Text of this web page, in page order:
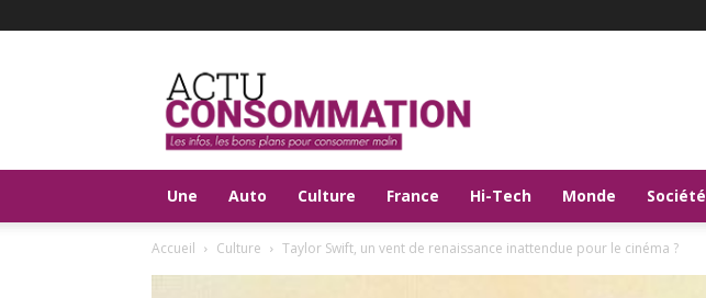
Actu
Consommation
Une Auto Culture France Hi-Tech Monde Société
Accueil Culture Taylor Swift, un vent de renaissance inattendue pour le cinéma ?